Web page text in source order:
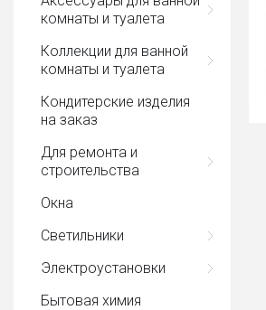
комнаты и туалета
Коллекции для ванной
комнаты и туалета
Кондитерские изделия
на заказ
Для ремонта и
строительства
Окна
Светильники
Электроустановки
Бытовая химия